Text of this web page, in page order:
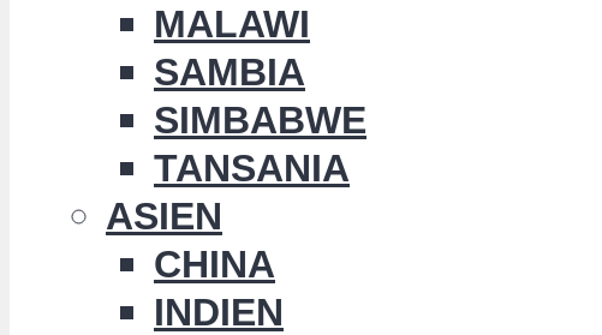
MALAWI
SAMBIA
SIMBABWE
TANSANIA
ASIEN
CHINA
INDIEN